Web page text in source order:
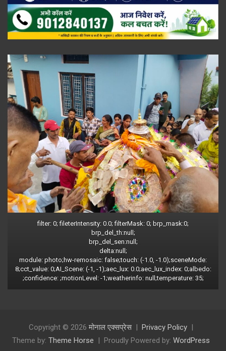
filter: 0; fileterIntensity: 0.0; filterMask: 0; brp_mask:0;
brp_del_th:null;
brp_del_sen:null;
delta:null;
module: photo;hw-remosaic: false;touch: (-1.0, -1.0);sceneMode:
8;cct_value: 0;AI_Scene: (-1, -1);aec_lux: 0.0;aec_lux_index: 0;albedo:
;confidence: ;motionLevel: -1;weatherinfo: null;temperature: 35;
Copyright © 2026 मोनाल एक्सप्रेस
Privacy Policy
Theme by: Theme Horse Proudly Powered by: WordPress